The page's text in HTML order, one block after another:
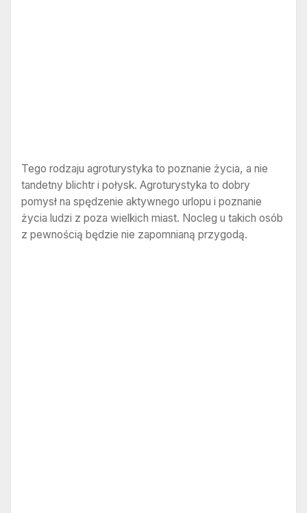
Tego rodzaju agroturystyka to poznanie życia, a nie
tandetny blichtr i połysk. Agroturystyka to dobry
pomysł na spędzenie aktywnego urlopu i poznanie
życia ludzi z poza wielkich miast. Nocleg u takich osób
z pewnością będzie nie zapomnianą przygodą.